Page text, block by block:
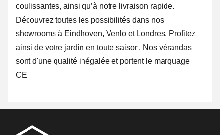
coulissantes, ainsi qu’à notre livraison rapide.
Découvrez toutes les possibilités dans nos
showrooms à Eindhoven, Venlo et Londres. Profitez
ainsi de votre jardin en toute saison. Nos vérandas
sont d'une qualité inégalée et portent le marquage
CE!